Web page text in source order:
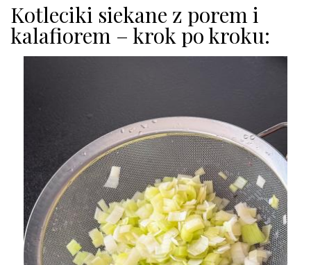
Kotleciki siekane z porem i
kalafiorem – krok po kroku: